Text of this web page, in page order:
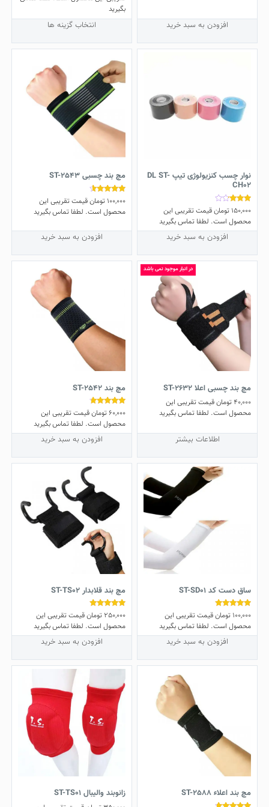
افزودن به سبد خرید
بگیرید
انتخاب گزینه ها
دارای
انواع
مختلفی
می
باشد.
ممکن
است
در
محصول
انتخاب
شوند
نوار چسب کنزیولوژی تیپ DL ST-
CH02
نمره
3.00
از 5
150,000 تومانقیمت تقریبی این
محصول است. لطفا تماس بگیرید
افزودن به سبد خرید
مچ بند چسبی ST-2543
نمره
4.33
از 5
100,000 تومانقیمت تقریبی این
محصول است. لطفا تماس بگیرید
افزودن به سبد خرید
در انبار موجود نمی باشد
مچ بند چسبی اعلا ST-2632
40,000 تومانقیمت تقریبی این
محصول است. لطفا تماس بگیرید
اطلاعات بیشتر
مچ بند ST-2542
نمره
4.50
از 5
60,000 تومانقیمت تقریبی این
محصول است. لطفا تماس بگیرید
افزودن به سبد خرید
ساق دست کد ST-SD01
نمره
4.78
از 5
100,000 تومانقیمت تقریبی این
محصول است. لطفا تماس بگیرید
افزودن به سبد خرید
مچ بند قلابدار ST-TS02
نمره
5.00
از 5
250,000 تومانقیمت تقریبی این
محصول است. لطفا تماس بگیرید
افزودن به سبد خرید
مچ بند اعلاء ST-2588
زانوبند والیبال ST-TS01